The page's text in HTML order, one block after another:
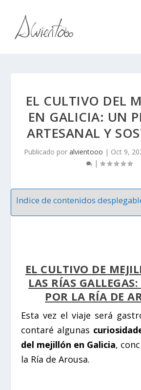
EL CULTIVO DEL
EN GALICIA: UN
ARTESANAL Y
Publicado por alvientooo | Oct 9,
|
Indice de contenidos
EL CULTIVO DE
LAS RÍAS
POR LA RÍA DE
Esta vez el viaje será
contaré algunas
del mejillón en Galicia,
la Ría de Arousa.